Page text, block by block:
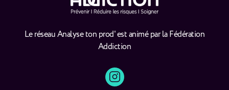
Le réseau Analyse ton prod' est animé par la Fédération
Addiction